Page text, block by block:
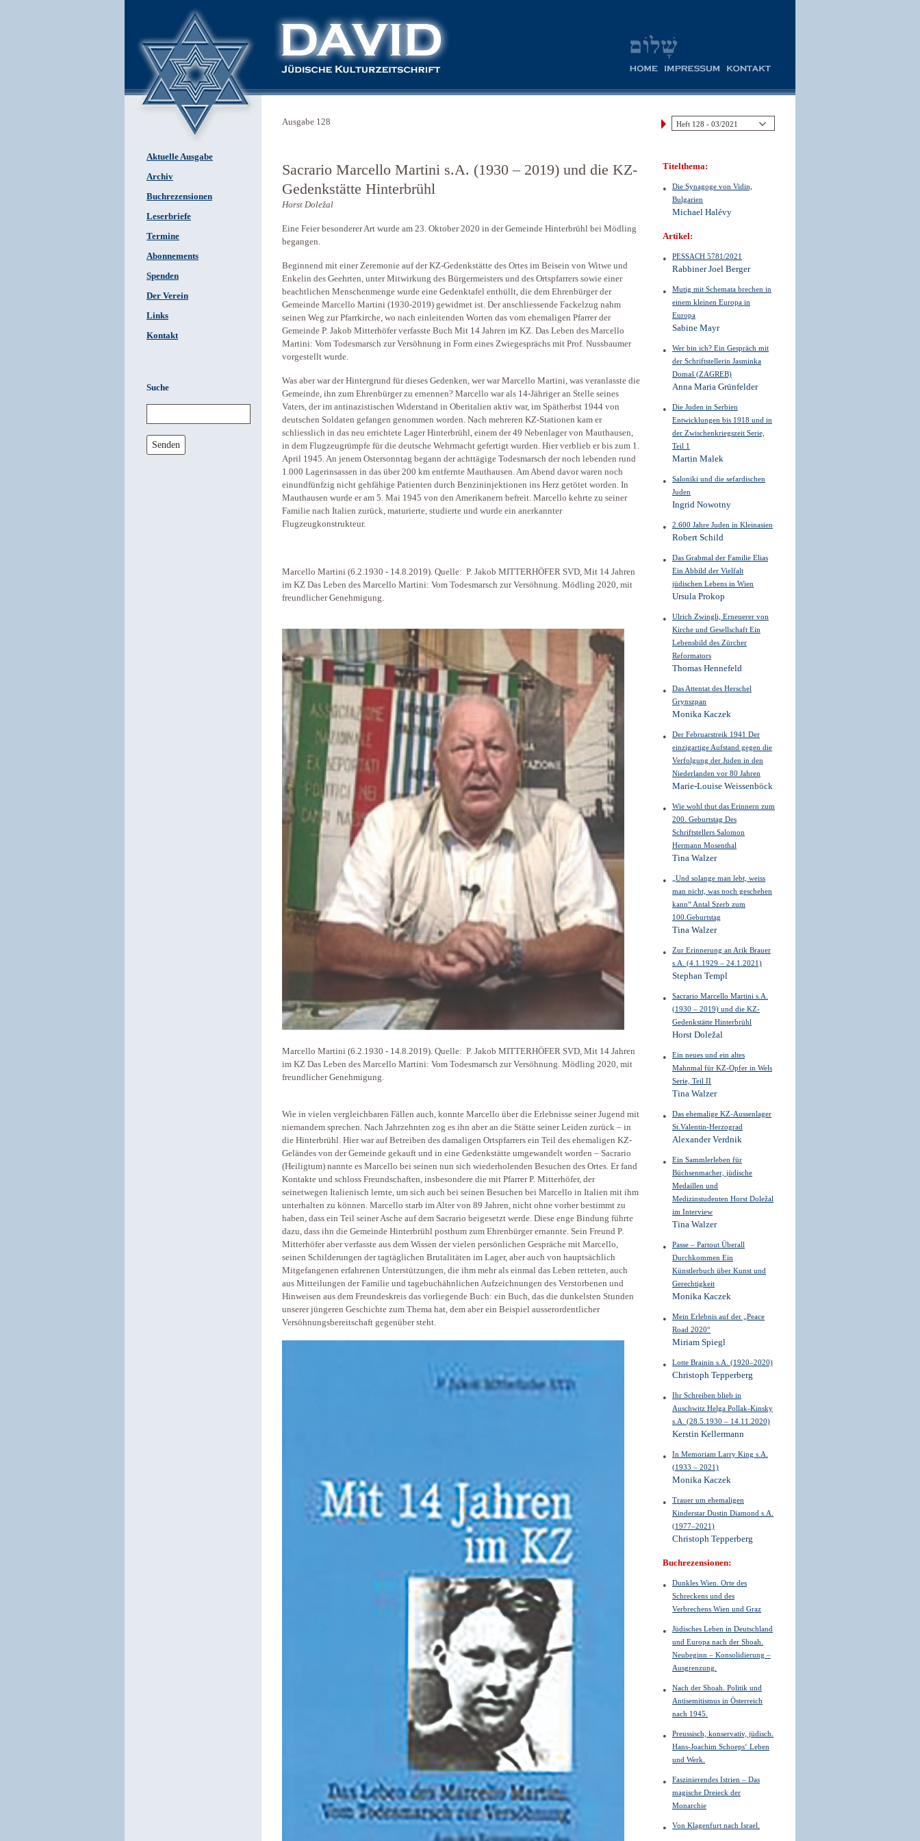
Aktuelle Ausgabe
Archiv
Buchrezensionen
Leserbriefe
Termine
Abonnements
Spenden
Der Verein
Links
Kontakt
Suche
Senden
Ausgabe 128
Sacrario Marcello Martini s.A. (1930 – 2019) und die KZ-
Gedenkstätte Hinterbrühl
Horst Doležal
Eine Feier besonderer Art wurde am 23. Oktober 2020 in der Gemeinde Hinterbrühl bei Mödling
begangen.
Beginnend mit einer Zeremonie auf der KZ-Gedenkstätte des Ortes im Beisein von Witwe und
Enkelin des Geehrten, unter Mitwirkung des Bürgermeisters und des Ortspfarrers sowie einer
beachtlichen Menschenmenge wurde eine Gedenktafel enthüllt, die dem Ehrenbürger der
Gemeinde Marcello Martini (1930-2019) gewidmet ist. Der anschliessende Fackelzug nahm
seinen Weg zur Pfarrkirche, wo nach einleitenden Worten das vom ehemaligen Pfarrer der
Gemeinde P. Jakob Mitterhöfer verfasste Buch Mit 14 Jahren im KZ. Das Leben des Marcello
Martini: Vom Todesmarsch zur Versöhnung in Form eines Zwiegesprächs mit Prof. Nussbaumer
vorgestellt wurde.
Was aber war der Hintergrund für dieses Gedenken, wer war Marcello Martini, was veranlasste die
Gemeinde, ihn zum Ehrenbürger zu ernennen? Marcello war als 14-Jähriger an Stelle seines
Vaters, der im antinazistischen Widerstand in Oberitalien aktiv war, im Spätherbst 1944 von
deutschen Soldaten gefangen genommen worden. Nach mehreren KZ-Stationen kam er
schliesslich in das neu errichtete Lager Hinterbrühl, einem der 49 Nebenlager von Mauthausen,
in dem Flugzeugrümpfe für die deutsche Wehrmacht gefertigt wurden. Hier verblieb er bis zum 1.
April 1945. An jenem Ostersonntag begann der achttägige Todesmarsch der noch lebenden rund
1.000 Lagerinsassen in das über 200 km entfernte Mauthausen. Am Abend davor waren noch
einundfünfzig nicht gehfähige Patienten durch Benzininjektionen ins Herz getötet worden. In
Mauthausen wurde er am 5. Mai 1945 von den Amerikanern befreit. Marcello kehrte zu seiner
Familie nach Italien zurück, maturierte, studierte und wurde ein anerkannter
Flugzeugkonstrukteur.
Marcello Martini (6.2.1930 - 14.8.2019). Quelle: P. Jakob MITTERHÖFER SVD, Mit 14 Jahren
im KZ Das Leben des Marcello Martini: Vom Todesmarsch zur Versöhnung. Mödling 2020, mit
freundlicher Genehmigung.
Marcello Martini (6.2.1930 - 14.8.2019). Quelle: P. Jakob MITTERHÖFER SVD, Mit 14 Jahren
im KZ Das Leben des Marcello Martini: Vom Todesmarsch zur Versöhnung. Mödling 2020, mit
freundlicher Genehmigung.
Wie in vielen vergleichbaren Fällen auch, konnte Marcello über die Erlebnisse seiner Jugend mit
niemandem sprechen. Nach Jahrzehnten zog es ihn aber an die Stätte seiner Leiden zurück – in
die Hinterbrühl. Hier war auf Betreiben des damaligen Ortspfarrers ein Teil des ehemaligen KZ-
Geländes von der Gemeinde gekauft und in eine Gedenkstätte umgewandelt worden – Sacrario
(Heiligtum) nannte es Marcello bei seinen nun sich wiederholenden Besuchen des Ortes. Er fand
Kontakte und schloss Freundschaften, insbesondere die mit Pfarrer P. Mitterhöfer, der
seinetwegen Italienisch lernte, um sich auch bei seinen Besuchen bei Marcello in Italien mit ihm
unterhalten zu können. Marcello starb im Alter von 89 Jahren, nicht ohne vorher bestimmt zu
haben, dass ein Teil seiner Asche auf dem Sacrario beigesetzt werde. Diese enge Bindung führte
dazu, dass ihn die Gemeinde Hinterbrühl posthum zum Ehrenbürger ernannte. Sein Freund P.
Mitterhöfer aber verfasste aus dem Wissen der vielen persönlichen Gespräche mit Marcello,
seinen Schilderungen der tagtäglichen Brutalitäten im Lager, aber auch von hauptsächlich
Mitgefangenen erfahrenen Unterstützungen, die ihm mehr als einmal das Leben retteten, auch
aus Mitteilungen der Familie und tagebuchähnlichen Aufzeichnungen des Verstorbenen und
Hinweisen aus dem Freundeskreis das vorliegende Buch: ein Buch, das die dunkelsten Stunden
unserer jüngeren Geschichte zum Thema hat, dem aber ein Beispiel ausserordentlicher
Versöhnungsbereitschaft gegenüber steht.
Titelthema:
Die Synagoge von Vidin,
Bulgarien
Michael Halévy
Artikel:
PESSACH 5781/2021
Rabbiner Joel Berger
Mutig mit Schemata brechen in
einem kleinen Europa in
Europa
Sabine Mayr
Wer bin ich? Ein Gespräch mit
der Schriftstellerin Jasminka
Domaš (ZAGREB)
Anna Maria Grünfelder
Die Juden in Serbien
Entwicklungen bis 1918 und in
der Zwischenkriegszeit Serie,
Teil 1
Martin Malek
Saloniki und die sefardischen
Juden
Ingrid Nowotny
2.600 Jahre Juden in Kleinasien
Robert Schild
Das Grabmal der Familie Elias
Ein Abbild der Vielfalt
jüdischen Lebens in Wien
Ursula Prokop
Ulrich Zwingli, Erneuerer von
Kirche und Gesellschaft Ein
Lebensbild des Zürcher
Reformators
Thomas Hennefeld
Das Attentat des Herschel
Grynszpan
Monika Kaczek
Der Februarstreik 1941 Der
einzigartige Aufstand gegen die
Verfolgung der Juden in den
Niederlanden vor 80 Jahren
Marie-Louise Weissenböck
Wie wohl thut das Erinnern zum
200. Geburtstag Des
Schriftstellers Salomon
Hermann Mosenthal
Tina Walzer
„Und solange man lebt, weiss
man nicht, was noch geschehen
kann“ Antal Szerb zum
100.Geburtstag
Tina Walzer
Zur Erinnerung an Arik Brauer
s.A. (4.1.1929 – 24.1.2021)
Stephan Templ
Sacrario Marcello Martini s.A.
(1930 – 2019) und die KZ-
Gedenkstätte Hinterbrühl
Horst Doležal
Ein neues und ein altes
Mahnmal für KZ-Opfer in Wels
Serie, Teil II
Tina Walzer
Das ehemalige KZ-Aussenlager
St.Valentin-Herzograd
Alexander Verdnik
Ein Sammlerleben für
Büchsenmacher, jüdische
Medaillen und
Medizinstudenten Horst Doležal
im Interview
Tina Walzer
Passe – Partout Überall
Durchkommen Ein
Künstlerbuch über Kunst und
Gerechtigkeit
Monika Kaczek
Mein Erlebnis auf der „Peace
Road 2020“
Miriam Spiegl
Lotte Brainin s.A. (1920–2020)
Christoph Tepperberg
Ihr Schreiben blieb in
Auschwitz Helga Pollak-Kinsky
s.A. (28.5.1930 – 14.11.2020)
Kerstin Kellermann
In Memoriam Larry King s.A.
(1933 – 2021)
Monika Kaczek
Trauer um ehemaligen
Kinderstar Dustin Diamond s.A.
(1977–2021)
Christoph Tepperberg
Buchrezensionen:
Dunkles Wien. Orte des
Schreckens und des
Verbrechens Wien und Graz
Jüdisches Leben in Deutschland
und Europa nach der Shoah.
Neubeginn – Konsolidierung –
Ausgrenzung.
Nach der Shoah. Politik und
Antisemitismus in Österreich
nach 1945.
Preussisch, konservativ, jüdisch.
Hans-Joachim Schoeps‘ Leben
und Werk.
Faszinierendes Istrien – Das
magische Dreieck der
Monarchie
Von Klagenfurt nach Israel.